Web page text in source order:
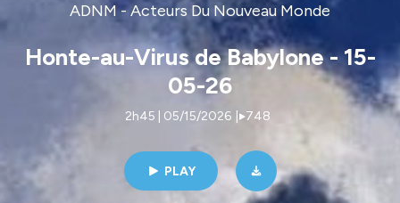
ADNM - Acteurs Du Nouveau Monde
Honte-au-Virus de Babylone - 15-
05-26
2h45 | 05/15/2026 748
PLAY